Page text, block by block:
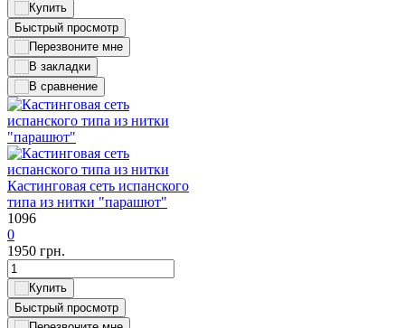
Быстрый просмотр
Кастинговая сеть испанского
типа из нитки "парашют"
1096
0
1950 грн.
Быстрый просмотр